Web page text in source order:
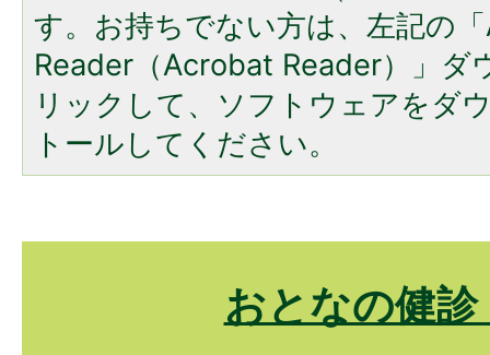
す。お持ちでない方は、左記の
Reader（Acrobat Reader）」ダ
リックして、ソフトウェアをダ
トールしてください。
おとなの健診